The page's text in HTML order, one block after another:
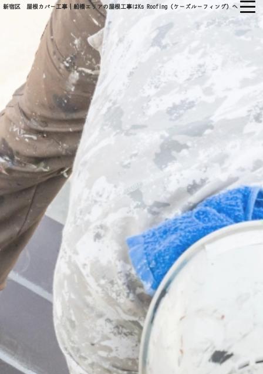
新宿区 屋根カバー工事｜船橋エリアの屋根工事はKs Roofing（ケーズルーフィング）へ
㈱KS ROOFING
ホーム
当社について
会社概要
当社の強み
板金工事
サイディング工事